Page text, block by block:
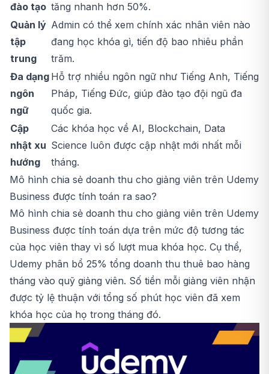
đào tạo tăng nhanh hơn 50%.
Quản lý
tập
trung
Admin có thể xem chính xác nhân viên nào
đang học khóa gì, tiến độ bao nhiêu phần
trăm.
Đa dạng
ngôn
ngữ
Hỗ trợ nhiều ngôn ngữ như Tiếng Anh, Tiếng
Pháp, Tiếng Đức, giúp đào tạo đội ngũ đa
quốc gia.
Cập
nhật xu
hướng
Các khóa học về AI, Blockchain, Data
Science luôn được cập nhật mới nhất mỗi
tháng.
Mô hình chia sẻ doanh thu cho giảng viên trên Udemy
Business được tính toán ra sao?
Mô hình chia sẻ doanh thu cho giảng viên trên Udemy
Business được tính toán dựa trên mức độ tương tác
của học viên thay vì số lượt mua khóa học. Cụ thể,
Udemy phân bổ 25% tổng doanh thu thuê bao hàng
tháng vào quỹ giảng viên. Số tiền mỗi giảng viên nhận
được tỷ lệ thuận với tổng số phút học viên đã xem
khóa học của họ trong tháng đó.